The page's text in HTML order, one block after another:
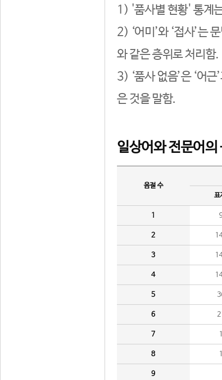
1) '품사별 현황' 통계
2) ‘어미’와 ‘접사’는
와 같은 층위로 처리함.
3) ‘품사 없음’은 ‘어
은 것을 말함.
일상어와 전문어의
음절 수
표
1
2
3
4
5
6
7
8
9